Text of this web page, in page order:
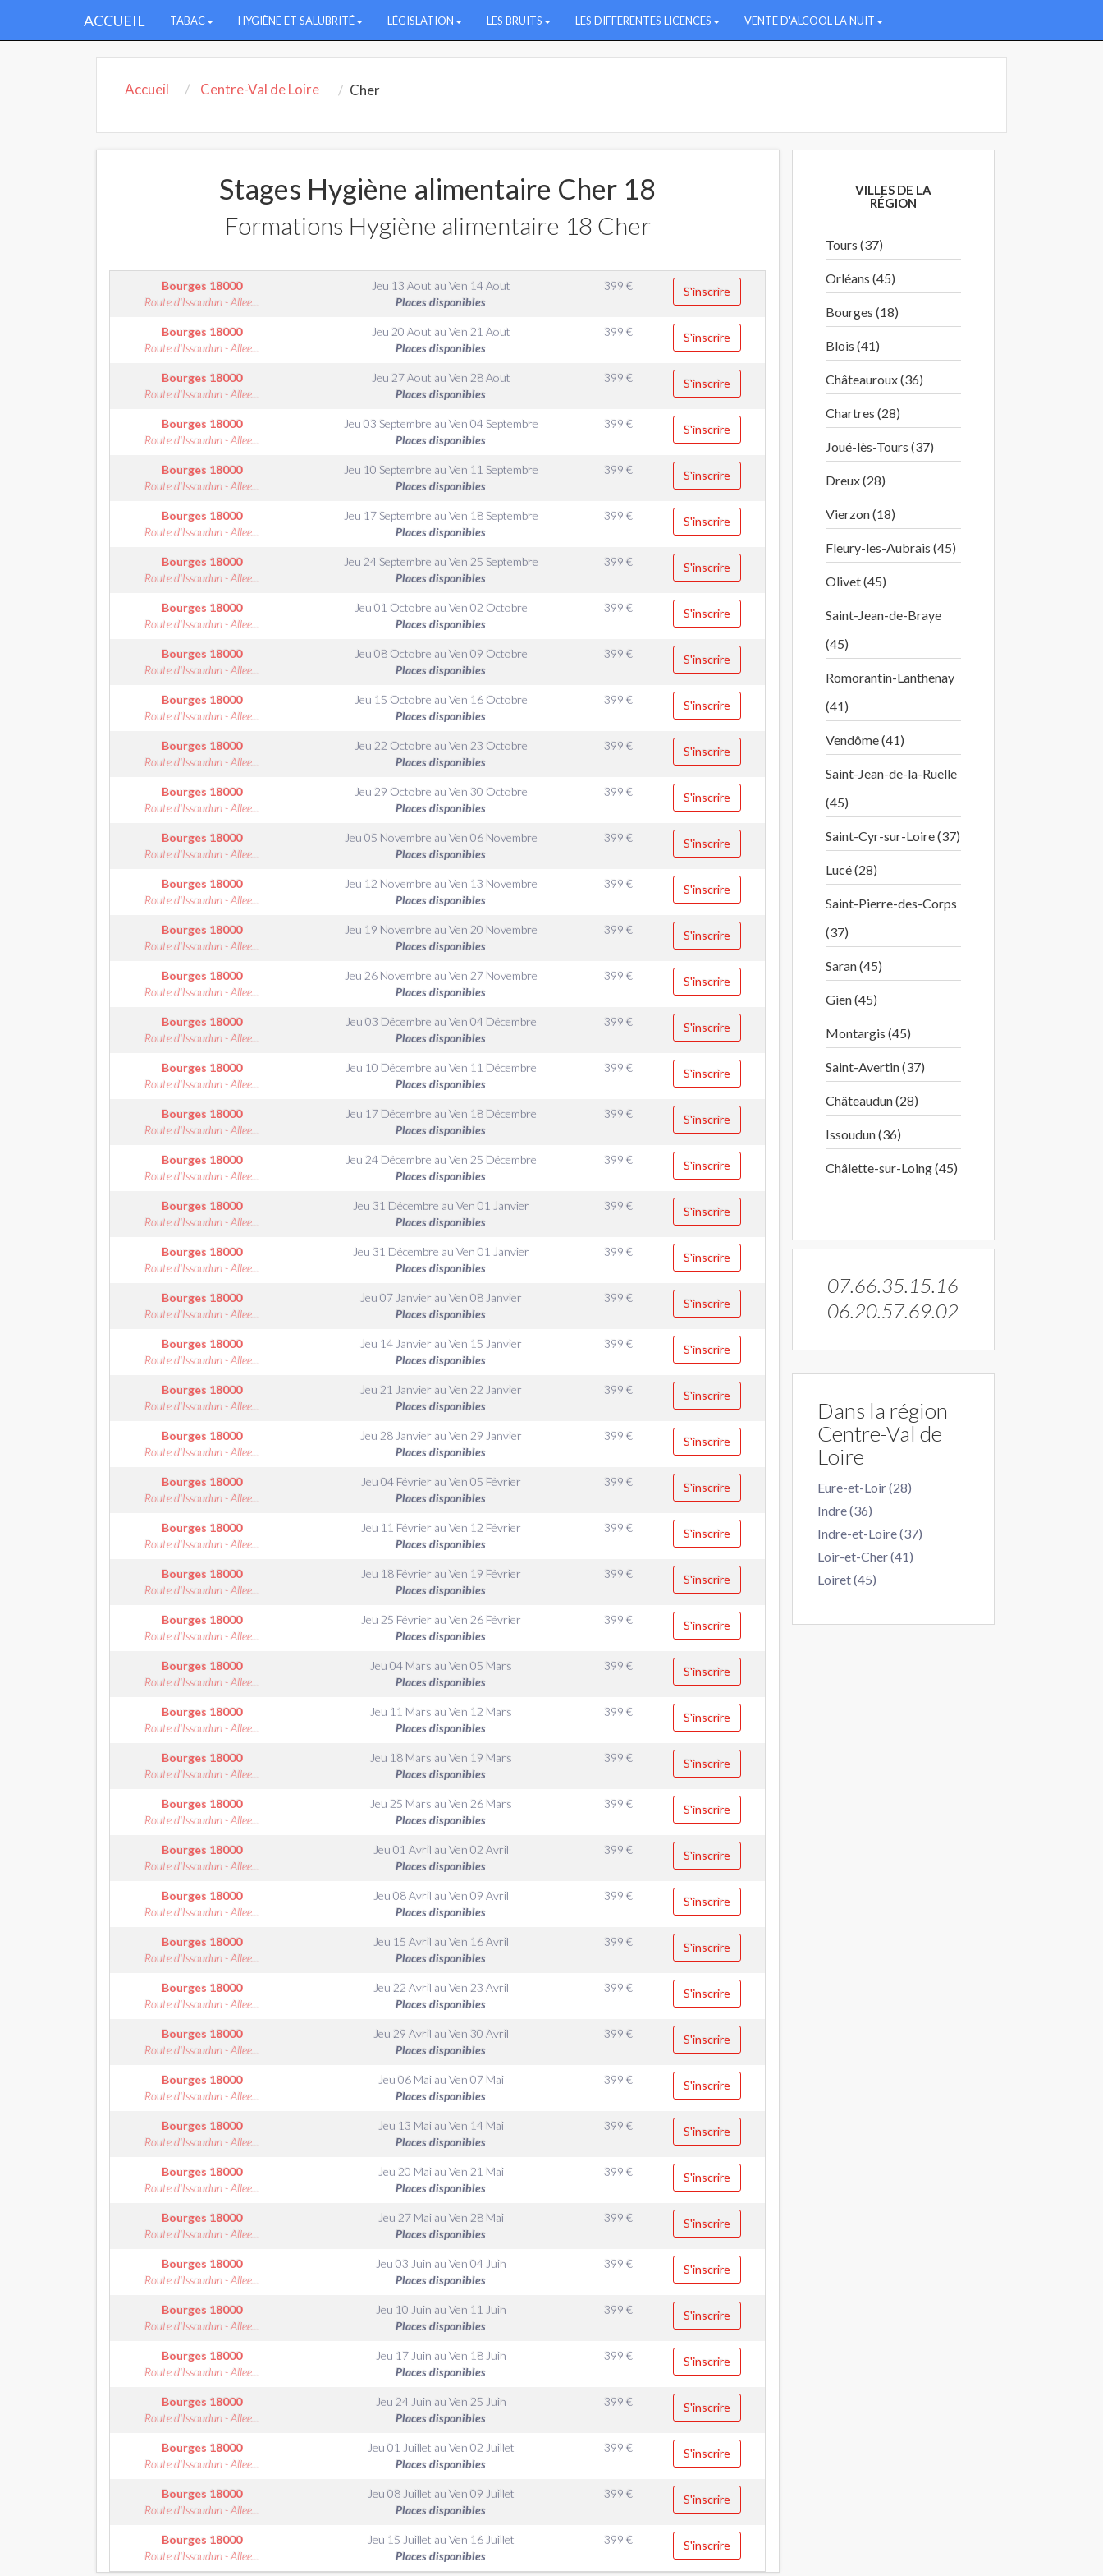
ACCUEIL TABAC HYGIÈNE ET SALUBRITÉ LÉGISLATION LES BRUITS LES DIFFERENTES LICENCES VENTE D'ALCOOL LA NUIT
Accueil Centre-Val de Loire Cher
Stages Hygiène alimentaire Cher 18
Formations Hygiène alimentaire 18 Cher
Bourges 18000
Route d'Issoudun - Allee...
Jeu 13 Aout au Ven 14 Aout
Places disponibles
399€ S'inscrire
Bourges 18000
Route d'Issoudun - Allee...
Jeu 20 Aout au Ven 21 Aout
Places disponibles
399€ S'inscrire
Bourges 18000
Route d'Issoudun - Allee...
Jeu 27 Aout au Ven 28 Aout
Places disponibles
399€ S'inscrire
Bourges 18000
Route d'Issoudun - Allee...
Jeu 03 Septembre au Ven 04 Septembre
Places disponibles
399€ S'inscrire
Bourges 18000
Route d'Issoudun - Allee...
Jeu 10 Septembre au Ven 11 Septembre
Places disponibles
399€ S'inscrire
Bourges 18000
Route d'Issoudun - Allee...
Jeu 17 Septembre au Ven 18 Septembre
Places disponibles
399€ S'inscrire
Bourges 18000
Route d'Issoudun - Allee...
Jeu 24 Septembre au Ven 25 Septembre
Places disponibles
399€ S'inscrire
Bourges 18000
Route d'Issoudun - Allee...
Jeu 01 Octobre au Ven 02 Octobre
Places disponibles
399€ S'inscrire
Bourges 18000
Route d'Issoudun - Allee...
Jeu 08 Octobre au Ven 09 Octobre
Places disponibles
399€ S'inscrire
Bourges 18000
Route d'Issoudun - Allee...
Jeu 15 Octobre au Ven 16 Octobre
Places disponibles
399€ S'inscrire
Bourges 18000
Route d'Issoudun - Allee...
Jeu 22 Octobre au Ven 23 Octobre
Places disponibles
399€ S'inscrire
Bourges 18000
Route d'Issoudun - Allee...
Jeu 29 Octobre au Ven 30 Octobre
Places disponibles
399€ S'inscrire
Bourges 18000
Route d'Issoudun - Allee...
Jeu 05 Novembre au Ven 06 Novembre
Places disponibles
399€ S'inscrire
Bourges 18000
Route d'Issoudun - Allee...
Jeu 12 Novembre au Ven 13 Novembre
Places disponibles
399€ S'inscrire
Bourges 18000
Route d'Issoudun - Allee...
Jeu 19 Novembre au Ven 20 Novembre
Places disponibles
399€ S'inscrire
Bourges 18000
Route d'Issoudun - Allee...
Jeu 26 Novembre au Ven 27 Novembre
Places disponibles
399€ S'inscrire
Bourges 18000
Route d'Issoudun - Allee...
Jeu 03 Décembre au Ven 04 Décembre
Places disponibles
399€ S'inscrire
Bourges 18000
Route d'Issoudun - Allee...
Jeu 10 Décembre au Ven 11 Décembre
Places disponibles
399€ S'inscrire
Bourges 18000
Route d'Issoudun - Allee...
Jeu 17 Décembre au Ven 18 Décembre
Places disponibles
399€ S'inscrire
Bourges 18000
Route d'Issoudun - Allee...
Jeu 24 Décembre au Ven 25 Décembre
Places disponibles
399€ S'inscrire
Bourges 18000
Route d'Issoudun - Allee...
Jeu 31 Décembre au Ven 01 Janvier
Places disponibles
399€ S'inscrire
Bourges 18000
Route d'Issoudun - Allee...
Jeu 31 Décembre au Ven 01 Janvier
Places disponibles
399€ S'inscrire
Bourges 18000
Route d'Issoudun - Allee...
Jeu 07 Janvier au Ven 08 Janvier
Places disponibles
399€ S'inscrire
Bourges 18000
Route d'Issoudun - Allee...
Jeu 14 Janvier au Ven 15 Janvier
Places disponibles
399€ S'inscrire
Bourges 18000
Route d'Issoudun - Allee...
Jeu 21 Janvier au Ven 22 Janvier
Places disponibles
399€ S'inscrire
Bourges 18000
Route d'Issoudun - Allee...
Jeu 28 Janvier au Ven 29 Janvier
Places disponibles
399€ S'inscrire
Bourges 18000
Route d'Issoudun - Allee...
Jeu 04 Février au Ven 05 Février
Places disponibles
399€ S'inscrire
Bourges 18000
Route d'Issoudun - Allee...
Jeu 11 Février au Ven 12 Février
Places disponibles
399€ S'inscrire
Bourges 18000
Route d'Issoudun - Allee...
Jeu 18 Février au Ven 19 Février
Places disponibles
399€ S'inscrire
Bourges 18000
Route d'Issoudun - Allee...
Jeu 25 Février au Ven 26 Février
Places disponibles
399€ S'inscrire
Bourges 18000
Route d'Issoudun - Allee...
Jeu 04 Mars au Ven 05 Mars
Places disponibles
399€ S'inscrire
Bourges 18000
Route d'Issoudun - Allee...
Jeu 11 Mars au Ven 12 Mars
Places disponibles
399€ S'inscrire
Bourges 18000
Route d'Issoudun - Allee...
Jeu 18 Mars au Ven 19 Mars
Places disponibles
399€ S'inscrire
Bourges 18000
Route d'Issoudun - Allee...
Jeu 25 Mars au Ven 26 Mars
Places disponibles
399€ S'inscrire
Bourges 18000
Route d'Issoudun - Allee...
Jeu 01 Avril au Ven 02 Avril
Places disponibles
399€ S'inscrire
Bourges 18000
Route d'Issoudun - Allee...
Jeu 08 Avril au Ven 09 Avril
Places disponibles
399€ S'inscrire
Bourges 18000
Route d'Issoudun - Allee...
Jeu 15 Avril au Ven 16 Avril
Places disponibles
399€ S'inscrire
Bourges 18000
Route d'Issoudun - Allee...
Jeu 22 Avril au Ven 23 Avril
Places disponibles
399€ S'inscrire
Bourges 18000
Route d'Issoudun - Allee...
Jeu 29 Avril au Ven 30 Avril
Places disponibles
399€ S'inscrire
Bourges 18000
Route d'Issoudun - Allee...
Jeu 06 Maiau Ven 07 Mai
Places disponibles
399€ S'inscrire
Bourges 18000
Route d'Issoudun - Allee...
Jeu 13 Maiau Ven 14 Mai
Places disponibles
399€ S'inscrire
Bourges 18000
Route d'Issoudun - Allee...
Jeu 20 Maiau Ven 21 Mai
Places disponibles
399€ S'inscrire
Bourges 18000
Route d'Issoudun - Allee...
Jeu 27 Maiau Ven 28 Mai
Places disponibles
399€ S'inscrire
Bourges 18000
Route d'Issoudun - Allee...
Jeu 03 Juin au Ven 04 Juin
Places disponibles
399€ S'inscrire
Bourges 18000
Route d'Issoudun - Allee...
Jeu 10 Juin au Ven 11 Juin
Places disponibles
399€ S'inscrire
Bourges 18000
Route d'Issoudun - Allee...
Jeu 17 Juin au Ven 18 Juin
Places disponibles
399€ S'inscrire
Bourges 18000
Route d'Issoudun - Allee...
Jeu 24 Juin au Ven 25 Juin
Places disponibles
399€ S'inscrire
Bourges 18000
Route d'Issoudun - Allee...
Jeu 01 Juillet au Ven 02 Juillet
Places disponibles
399€ S'inscrire
Bourges 18000
Route d'Issoudun - Allee...
Jeu 08 Juillet au Ven 09 Juillet
Places disponibles
399€ S'inscrire
Bourges 18000
Route d'Issoudun - Allee...
Jeu 15 Juillet au Ven 16 Juillet
Places disponibles
399€ S'inscrire
VILLES DE LA
RÉGION
Tours (37)
Orléans (45)
Bourges (18)
Blois (41)
Châteauroux (36)
Chartres (28)
Joué-lès-Tours (37)
Dreux (28)
Vierzon (18)
Fleury-les-Aubrais (45)
Olivet (45)
Saint-Jean-de-Braye
(45)
Romorantin-Lanthenay
(41)
Vendôme (41)
Saint-Jean-de-la-Ruelle
(45)
Saint-Cyr-sur-Loire (37)
Lucé (28)
Saint-Pierre-des-Corps
(37)
Saran (45)
Gien (45)
Montargis (45)
Saint-Avertin (37)
Châteaudun (28)
Issoudun (36)
Châlette-sur-Loing (45)
07.66.35.15.16
06.20.57.69.02
Dans la région
Centre-Val de
Loire
Eure-et-Loir (28)
Indre (36)
Indre-et-Loire (37)
Loir-et-Cher (41)
Loiret (45)